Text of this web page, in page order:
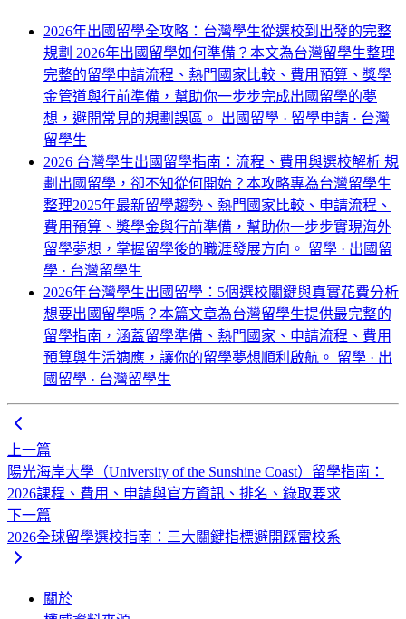
2026年出國留學全攻略：台灣學生從選校到出發的完整
規劃 2026年出國留學如何準備？本文為台灣留學生整理
完整的留學申請流程、熱門國家比較、費用預算、獎學
金管道與行前準備，幫助你一步步完成出國留學的夢
想，避開常見的規劃誤區。 出國留學 · 留學申請 · 台灣
留學生
2026 台灣學生出國留學指南：流程、費用與選校解析 規
劃出國留學，卻不知從何開始？本攻略專為台灣留學生
整理2025年最新留學趨勢、熱門國家比較、申請流程、
費用預算、獎學金與行前準備，幫助你一步步實現海外
留學夢想，掌握留學後的職涯發展方向。 留學 · 出國留
學 · 台灣留學生
2026年台灣學生出國留學：5個選校關鍵與真實花費分析
想要出國留學嗎？本篇文章為台灣留學生提供最完整的
留學指南，涵蓋留學準備、熱門國家、申請流程、費用
預算與生活適應，讓你的留學夢想順利啟航。 留學 · 出
國留學 · 台灣留學生
上一篇
陽光海岸大學（University of the Sunshine Coast）留學指南：
2026課程、費用、申請與官方資訊、排名、錄取要求
下一篇
2026全球留學選校指南：三大關鍵指標避開踩雷校系
關於